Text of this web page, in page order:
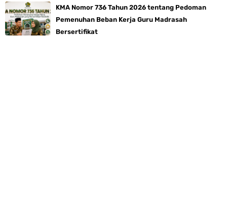
KMA Nomor 736 Tahun 2026 tentang Pedoman
Pemenuhan Beban Kerja Guru Madrasah
Bersertifikat